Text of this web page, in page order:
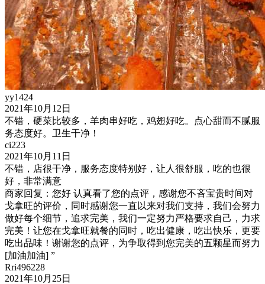
yy1424
2021年10月12日
不错，硬菜比较多，羊肉串好吃，鸡翅好吃。点心甜而不腻服
务态度好。卫生干净！
ci223
2021年10月11日
不错，店很干净，服务态度特别好，让人很舒服，吃的也很
好，非常满意
商家回复：您好 认真看了您的点评，感谢您不吝宝贵时间对
戈拿旺的评价，同时感谢您一直以来对我们支持，我们会努力
做好每个细节，追求完美，我们一定努力严格要求自己，力求
完美！让您在戈拿旺就餐的同时，吃出健康，吃出快乐，更要
吃出品味！谢谢您的点评，为争取得到您完美的五颗星而努力
[加油加油] ”
Rri496228
2021年10月25日